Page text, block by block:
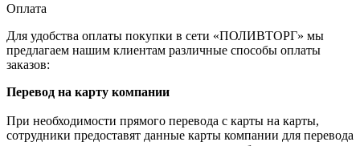
Оплата
Для удобства оплаты покупки в сети «ПОЛИВТОРГ» мы
предлагаем нашим клиентам различные способы оплаты
заказов:
Перевод на карту компании
При необходимости прямого перевода с карты на карты,
сотрудники предоставят данные карты компании для перевода